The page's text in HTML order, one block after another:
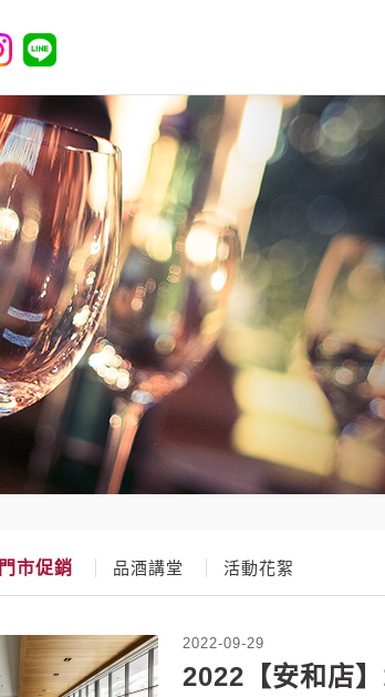
門市促銷 品酒講堂 活動花絮
2022-09-29
2022【安和店